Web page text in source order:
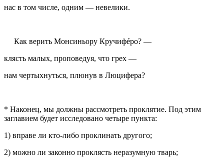
нас в том числе, одним — невелики.
Как верить Монсиньору Кручифéро? —
клясть малых, проповедуя, что грех —
нам чертыхнуться, плюнув в Люцифера?
* Наконец, мы должны рассмотреть проклятие. Под этим
заглавием будет исследовано четыре пункта:
1) вправе ли кто-либо проклинать другого;
2) можно ли законно проклясть неразумную тварь;